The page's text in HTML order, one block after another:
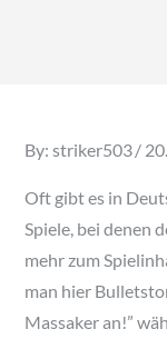
By:striker503
Oft gibt es in
Spiele, bei denen
mehr zum
man hier
Massaker an!”